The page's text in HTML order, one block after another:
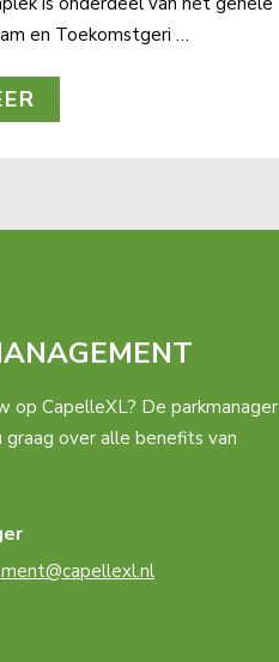
en Toekomstgeri …
op CapelleXL? De parkmanager
over alle benefits van